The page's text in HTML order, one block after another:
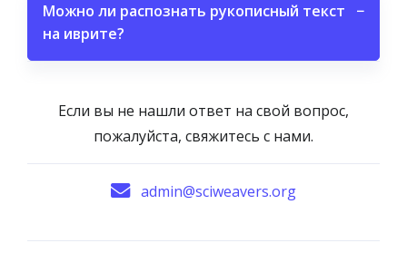
Можно ли распознать рукописный текст
на иврите?
−
Если вы не нашли ответ на свой вопрос,
пожалуйста, свяжитесь с нами.
admin@sciweavers.org